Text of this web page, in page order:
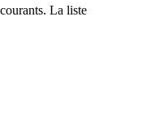
La liste